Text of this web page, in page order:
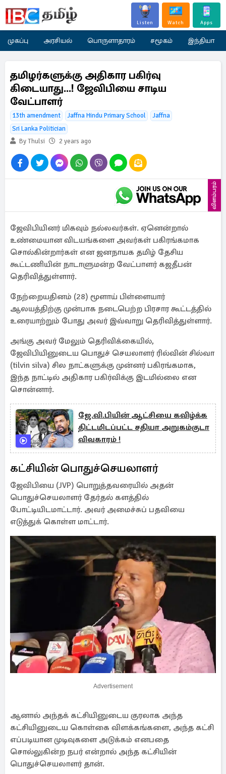
Listen Watch Apps
முகப்பு அரசியல் பொருளாதாரம் சமூகம் இந்தியா
தமிழர்களுக்கு அதிகார பகிர்வு
கிடையாது...! ஜேவிபியை சாடிய
வேட்பாளர்
13th amendment Jaffna Hindu Primary School
Jaffna
Sri Lanka Politician
By Thulsi
2 years ago
விளம்பரம்
ஜேவிபியினர் மிகவும் நல்லவர்கள். ஏனென்றால்
உண்மையான விடயங்களை அவர்கள் பகிரங்கமாக
சொல்கின்றார்கள் என ஜனநாயக தமிழ் தேசிய
கூட்டணியின் நாடாளுமன்ற வேட்பாளர் கஜதீபன்
தெரிவித்துள்ளார்.
நேற்றையதினம் (28) மூளாய் பிள்ளையார்
ஆலயத்திற்கு முன்பாக நடைபெற்ற பிரசார கூட்டத்தில்
உரையாற்றும் போது அவர் இவ்வாறு தெரிவித்துள்ளார்.
அங்கு அவர் மேலும் தெரிவிக்கையில்,
ஜேவிபியினுடைய பொதுச் செயலாளர் ரில்வின் சில்வா
(tilvin silva) சில நாட்களுக்கு முன்னர் பகிரங்கமாக,
இந்த நாட்டில் அதிகார பகிர்விக்கு இடமில்லை என
சொன்னார்.
ஜே.வி.பியின் ஆட்சியை கவிழ்க்க
திட்டமிடப்பட்ட சதியா அறுகம்குடா
விவகாரம் !
கட்சியின் பொதுச்செயலாளர்
ஜேவிபியை (JVP) பொறுத்தவரையில் அதன்
பொதுச்செயலாளர் தேர்தல் களத்தில்
போட்டியிடமாட்டார். அவர் அமைச்சுப் பதவியை
எடுத்துக் கொள்ள மாட்டார்.
Advertisement
ஆனால் அந்தக் கட்சியினுடைய குரலாக அந்த
கட்சியினுடைய கொள்கை விளக்கங்களை, அந்த கட்சி
எப்படியான முடிவுகளை அடுக்கம் எனபதை
சொல்லுகின்ற நபர் என்றால் அந்த கட்சியின்
பொதுச்செயலாளர் தான்.